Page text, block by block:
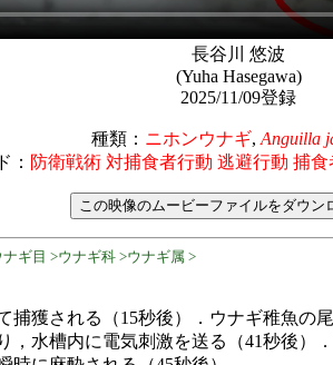
長谷川 悠波
(Yuha Hasegawa)
2025/11/09登録
種類： ニホンウナギ, Anguilla
： 防衛戦術 対捕食者行動 逃避行動 捕
ギ目 >ウナギ科 >ウナギ属 >
捕獲される（15秒後）．ウナギ稚魚の
，水槽内に電気刺激を送る（41秒後）